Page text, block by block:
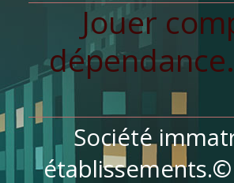
Jouer
Société